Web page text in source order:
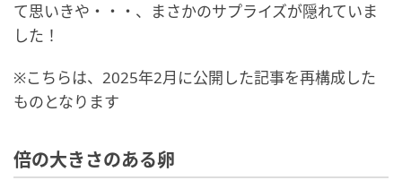
て思いきや・・・、まさかのサプライズが隠れていま
した！
※こちらは、2025年2月に公開した記事を再構成した
ものとなります
倍の大きさのある卵